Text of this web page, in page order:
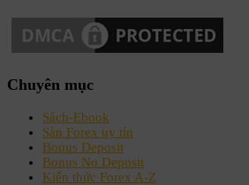
Chuyên mục
Sách-Ebook
Sàn Forex uy tín
Bonus Deposit
Bonus No Deposit
Kiến thức Forex A-Z